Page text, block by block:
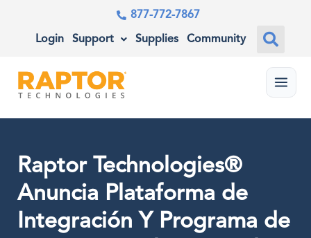
877-772-7867
Login Support Supplies Community
Menu
Raptor Technologies®
Anuncia Plataforma de
Integración Y Programa de